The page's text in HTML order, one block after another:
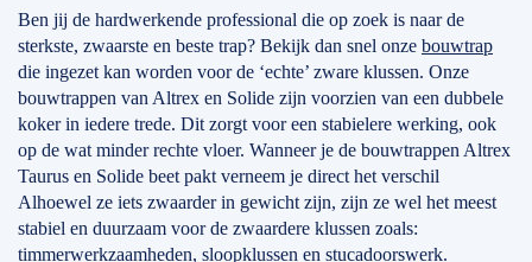
Ben jij de hardwerkende professional die op zoek is naar de
sterkste, zwaarste en beste trap? Bekijk dan snel onze bouwtrap
die ingezet kan worden voor de ‘echte’ zware klussen. Onze
bouwtrappen van Altrex en Solide zijn voorzien van een dubbele
koker in iedere trede. Dit zorgt voor een stabielere werking, ook
op de wat minder rechte vloer. Wanneer je de bouwtrappen Altrex
Taurus en Solide beet pakt verneem je direct het verschil
Alhoewel ze iets zwaarder in gewicht zijn, zijn ze wel het meest
stabiel en duurzaam voor de zwaardere klussen zoals:
timmerwerkzaamheden, sloopklussen en stucadoorswerk.